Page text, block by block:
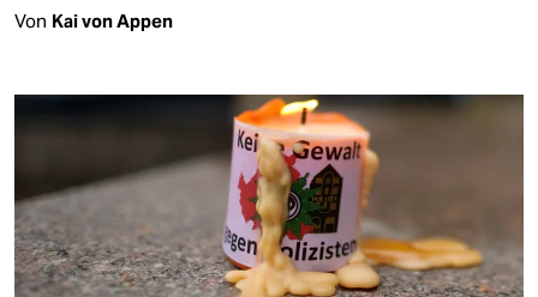
Von Kai von Appen